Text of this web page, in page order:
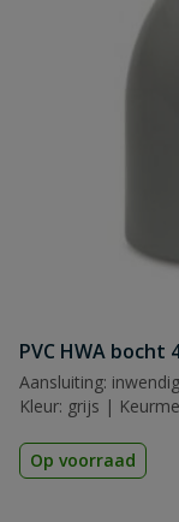
PVC HWA bocht
Aansluiting:
Kleur: grijs |
Op voorraad